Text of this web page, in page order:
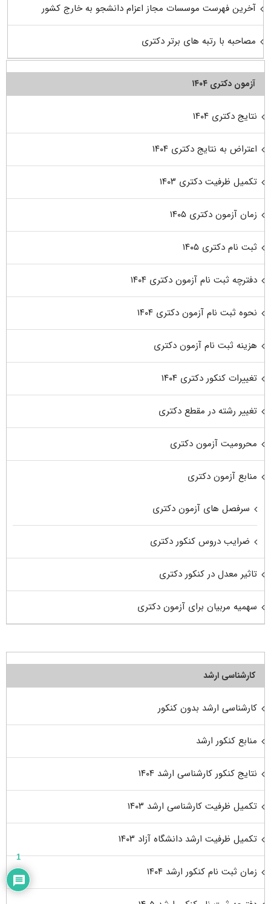
آخرین فهرست موسسات مجاز اعزام دانشجو به خارج کشور
مصاحبه با رتبه های برتر دکتری
آزمون دکتری ۱۴۰۴
نتایج دکتری ۱۴۰۴
اعتراض به نتایج دکتری ۱۴۰۴
تکمیل ظرفیت دکتری ۱۴۰۳
زمان آزمون دکتری ۱۴۰۵
ثبت نام دکتری ۱۴۰۵
دفترچه ثبت نام آزمون دکتری ۱۴۰۴
نحوه ثبت نام آزمون دکتری ۱۴۰۴
هزینه ثبت نام آزمون دکتری
تغییرات کنکور دکتری ۱۴۰۴
تغییر رشته در مقطع دکتری
محرومیت آزمون دکتری
منابع آزمون دکتری
سرفصل های آزمون دکتری
ضرایب دروس کنکور دکتری
تاثیر معدل در کنکور دکتری
سهمیه مربیان برای آزمون دکتری
کارشناسی ارشد
کارشناسی ارشد بدون کنکور
منابع کنکور ارشد
نتایج کنکور کارشناسی ارشد ۱۴۰۴
تکمیل ظرفیت کارشناسی ارشد ۱۴۰۳
تکمیل ظرفیت ارشد دانشگاه آزاد ۱۴۰۳
زمان ثبت نام کنکور ارشد ۱۴۰۴
1